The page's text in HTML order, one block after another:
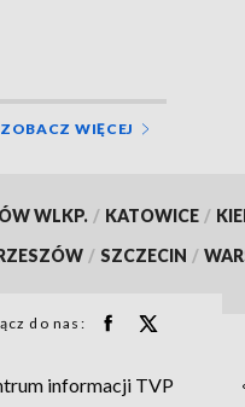
ZOBACZ WIĘCEJ
WLKP. / KATOWICE /
/ SZCZECIN /
do nas:
informacji TVP